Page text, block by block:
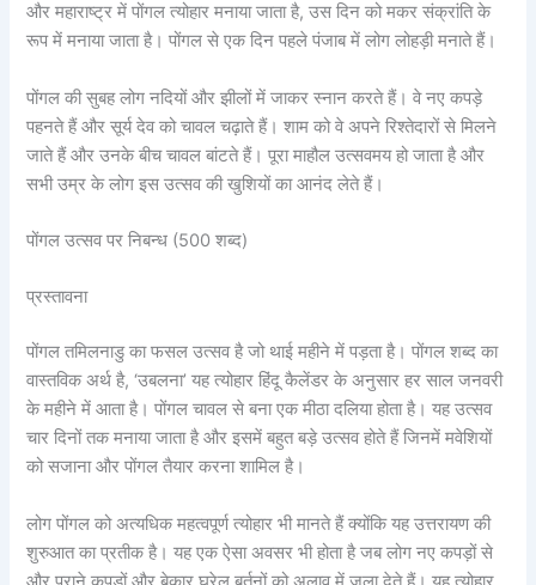
और महाराष्ट्र में पोंगल त्योहार मनाया जाता है, उस दिन को मकर संक्रांति के
रूप में मनाया जाता है। पोंगल से एक दिन पहले पंजाब में लोग लोहड़ी मनाते हैं।
पोंगल की सुबह लोग नदियों और झीलों में जाकर स्नान करते हैं। वे नए कपड़े
पहनते हैं और सूर्य देव को चावल चढ़ाते हैं। शाम को वे अपने रिश्तेदारों से मिलने
जाते हैं और उनके बीच चावल बांटते हैं। पूरा माहौल उत्सवमय हो जाता है और
सभी उम्र के लोग इस उत्सव की खुशियों का आनंद लेते हैं।
पोंगल उत्सव पर निबन्ध (500 शब्द)
प्रस्तावना
पोंगल तमिलनाडु का फसल उत्सव है जो थाई महीने में पड़ता है। पोंगल शब्द का
वास्तविक अर्थ है, ‘उबलना’ यह त्योहार हिंदू कैलेंडर के अनुसार हर साल जनवरी
के महीने में आता है। पोंगल चावल से बना एक मीठा दलिया होता है। यह उत्सव
चार दिनों तक मनाया जाता है और इसमें बहुत बड़े उत्सव होते हैं जिनमें मवेशियों
को सजाना और पोंगल तैयार करना शामिल है।
लोग पोंगल को अत्यधिक महत्वपूर्ण त्योहार भी मानते हैं क्योंकि यह उत्तरायण की
शुरुआत का प्रतीक है। यह एक ऐसा अवसर भी होता है जब लोग नए कपड़ों से